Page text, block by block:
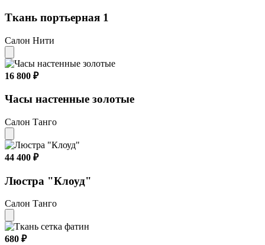
Ткань портьерная 1
Салон Нити
16 800 ₽
Часы настенные золотые
Салон Танго
44 400 ₽
Люстра "Клоуд"
Салон Танго
680 ₽